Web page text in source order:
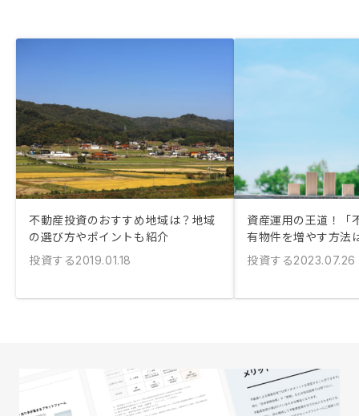
不動産投資のおすすめ地域は？地域
の選び方やポイントも紹介
投資する2019.01.18
資産運用の王道！「
有物件を増やす方法
投資する2023.07.26